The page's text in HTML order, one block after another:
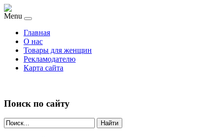
Menu
Главная
О нас
Товары для женщин
Рекламодателю
Карта сайта
Поиск по сайту
Найти